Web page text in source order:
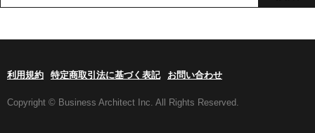
利用規約 特定商取引法に基づく表記 お問い合わせ
Copyright © Business Architect Inc. All Rights Reserved.